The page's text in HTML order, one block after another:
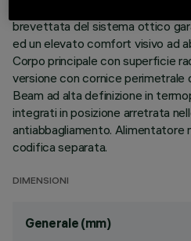
brevettata del sistema ottico
ed un elevato comfort visivo ad
Corpo principale con superficie
versione con cornice
Beam ad alta definizione in
integrati in posizione arretrata
antiabbagliamento. Alimentatore
codifica separata.
DIMENSIONI
Generale (mm)